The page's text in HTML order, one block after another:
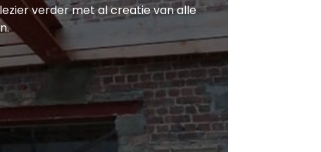
verder met al creatie van alle